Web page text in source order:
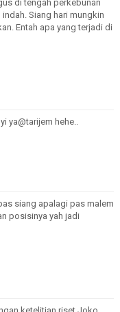
di tengah perkebunan
Siang hari mungkin
Entah apa yang terjadi di
ya@tarijem hehe..
siang apalagi pas malem
posisinya yah jadi